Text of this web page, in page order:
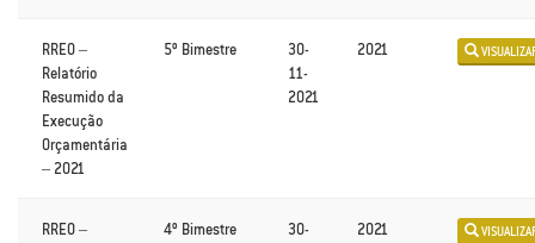
RREO –
Relatório
Resumido da
Execução
Orçamentária
– 2021
5º Bimestre
30-
11-
2021
2021
RREO –
4º Bimestre
30-
2021